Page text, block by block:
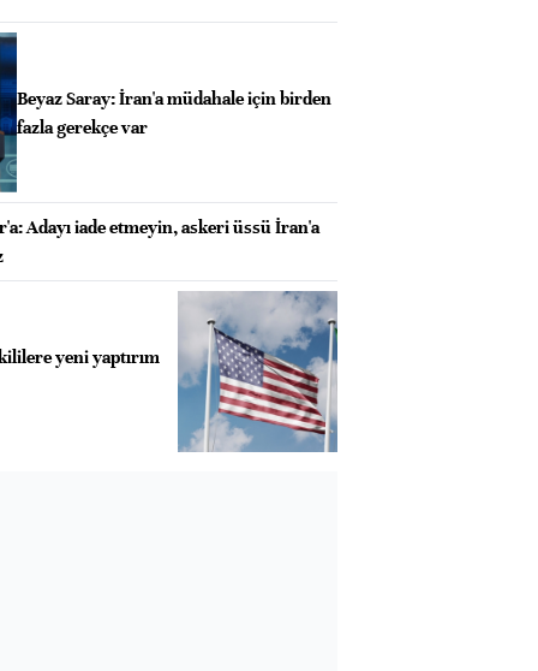
Beyaz Saray: İran'a müdahale için birden
fazla gerekçe var
Adayı iade etmeyin, askeri üssü İran'a
yeni yaptırım